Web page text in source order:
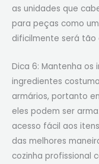
as unidades que
para peças como
dificilmente será tão
Dica 6: Mantenha os
ingredientes
armários, portanto
eles podem ser
acesso fácil aos
das melhores
cozinha profissional